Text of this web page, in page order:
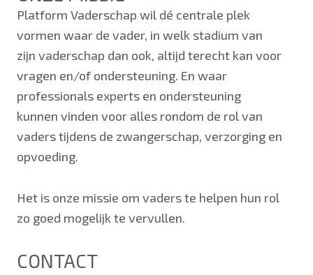
Platform Vaderschap wil dé centrale plek
vormen waar de vader, in welk stadium van
zijn vaderschap dan ook, altijd terecht kan voor
vragen en/of ondersteuning. En waar
professionals experts en ondersteuning
kunnen vinden voor alles rondom de rol van
vaders tijdens de zwangerschap, verzorging en
opvoeding.
Het is onze missie om vaders te helpen hun rol
zo goed mogelijk te vervullen.
CONTACT